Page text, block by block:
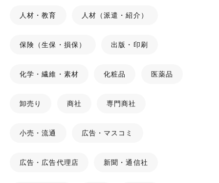
人材・教育 人材（派遣・紹介）
保険（生保・損保） 出版・印刷
化学・繊維・素材 化粧品 医薬品
卸売り 商社 専門商社
小売・流通 広告・マスコミ
広告・広告代理店 新聞・通信社